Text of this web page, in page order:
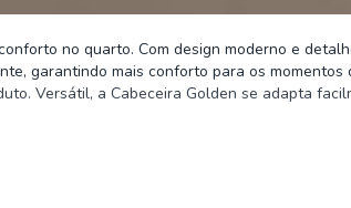
no quarto. Com design moderno e
garantindo mais conforto para os
Versátil, a Cabeceira Golden se adapta